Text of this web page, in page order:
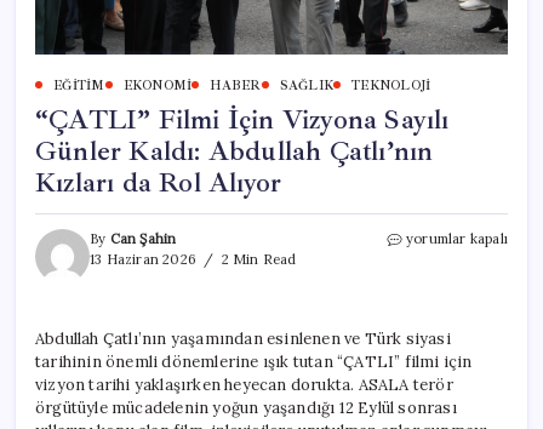
EĞITIM EKONOMI HABER SAĞLIK TEKNOLOJI
“ÇATLI” Filmi İçin Vizyona Sayılı
Günler Kaldı: Abdullah Çatlı’nın
Kızları da Rol Alıyor
By Can Şahin
13 Haziran 2026
2 Min Read
“ÇATLI”
Günler
Kaldı:
Abdullah
Çatlı’nın
yorumlar kapalı
Abdullah Çatlı’nın yaşamından esinlenen ve Türk siyasi
tarihinin önemli dönemlerine ışık tutan “ÇATLI” filmi için
vizyon tarihi yaklaşırken heyecan dorukta. ASALA terör
örgütüyle mücadelenin yoğun yaşandığı 12 Eylül sonrası